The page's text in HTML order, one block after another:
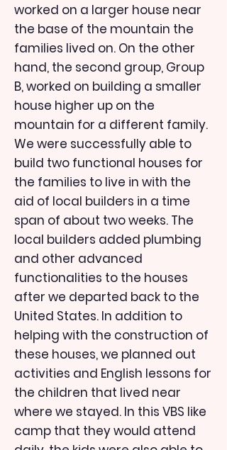
worked on a larger house near
the base of the mountain the
families lived on. On the other
hand, the second group, Group
B, worked on building a smaller
house higher up on the
mountain for a different family.
We were successfully able to
build two functional houses for
the families to live in with the
aid of local builders in a time
span of about two weeks. The
local builders added plumbing
and other advanced
functionalities to the houses
after we departed back to the
United States. In addition to
helping with the construction of
these houses, we planned out
activities and English lessons for
the children that lived near
where we stayed. In this VBS like
camp that they would attend